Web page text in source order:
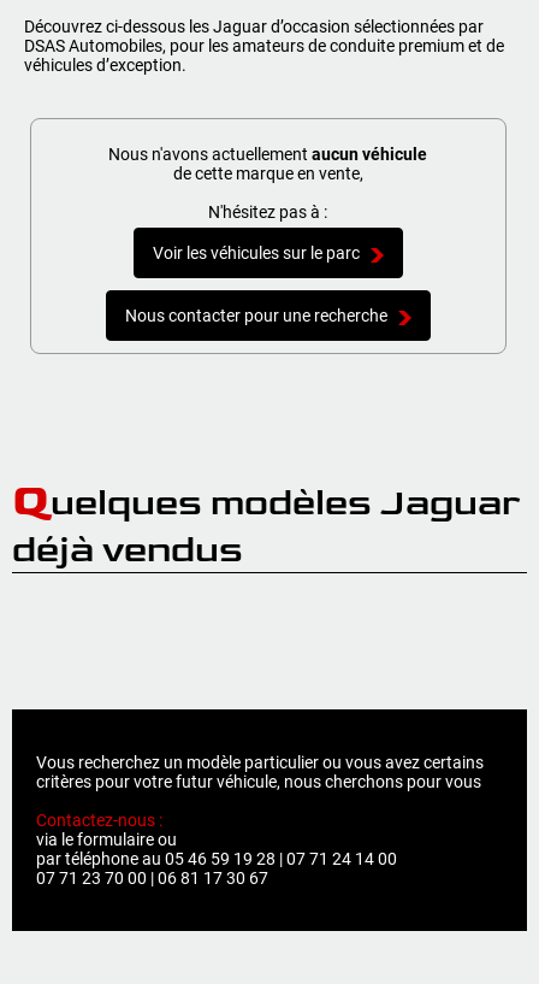
Découvrez ci-dessous les Jaguar d’occasion sélectionnées par
DSAS Automobiles, pour les amateurs de conduite premium et de
véhicules d’exception.
Nous n'avons actuellementaucun véhicule
de cette marque en vente,
N'hésitez pas à :
Voir les véhicules sur le parc
Nous contacter pour une recherche
Quelques modèles Jaguar
déjà vendus
Vous recherchez un modèle particulier ou vous avez certains
critères pour votre futur véhicule, nous cherchons pour vous
Contactez-nous :
via le formulaire ou
par téléphone au 05 46 59 19 28 | 07 71 24 14 00
07 71 23 70 00 | 06 81 17 30 67